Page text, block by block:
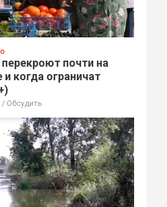
почти на
и когда ограничат
/ Обсудить